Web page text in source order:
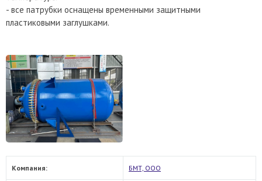
- все патрубки оснащены временными защитными
пластиковыми заглушками.
Компания: БМТ, ООО